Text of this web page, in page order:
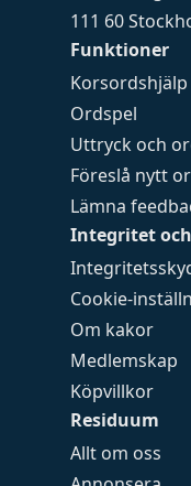
Funktioner
Korsordshjälp
Ordspel
Uttryck och
Föreslå nytt
Lämna
Integritet
Cookie-
Om kakor
Medlemskap
Köpvillkor
Residuum
Allt om oss
111 60